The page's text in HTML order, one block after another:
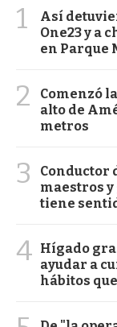
1
Así
One23 y a
en Parque
2
Comenzó
alto de
metros
3
Conductor
maestros
tiene
4 Hígado
ayudar a
hábitos